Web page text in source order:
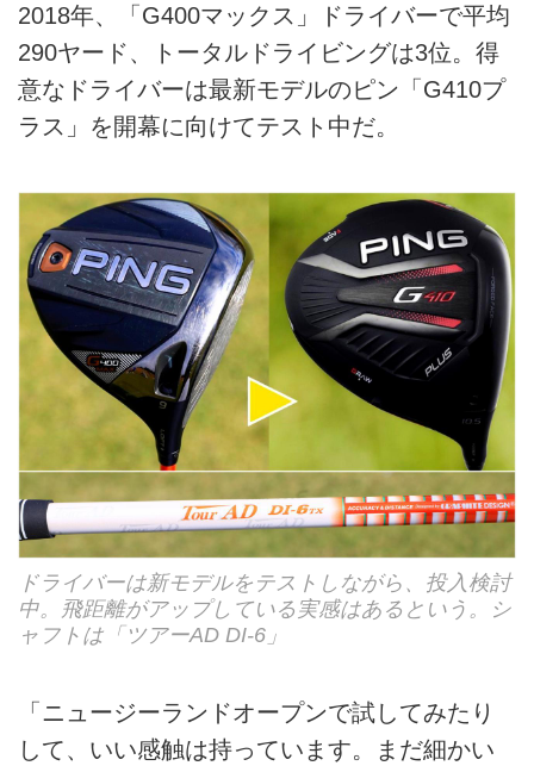
2018年、「G400マックス」ドライバーで平均
290ヤード、トータルドライビングは3位。得
意なドライバーは最新モデルのピン「G410プ
ラス」を開幕に向けてテスト中だ。
ドライバーは新モデルをテストしながら、投入検討
中。飛距離がアップしている実感はあるという。シ
ャフトは「ツアーAD DI-6」
「ニュージーランドオープンで試してみたり
して、いい感触は持っています。まだ細かい